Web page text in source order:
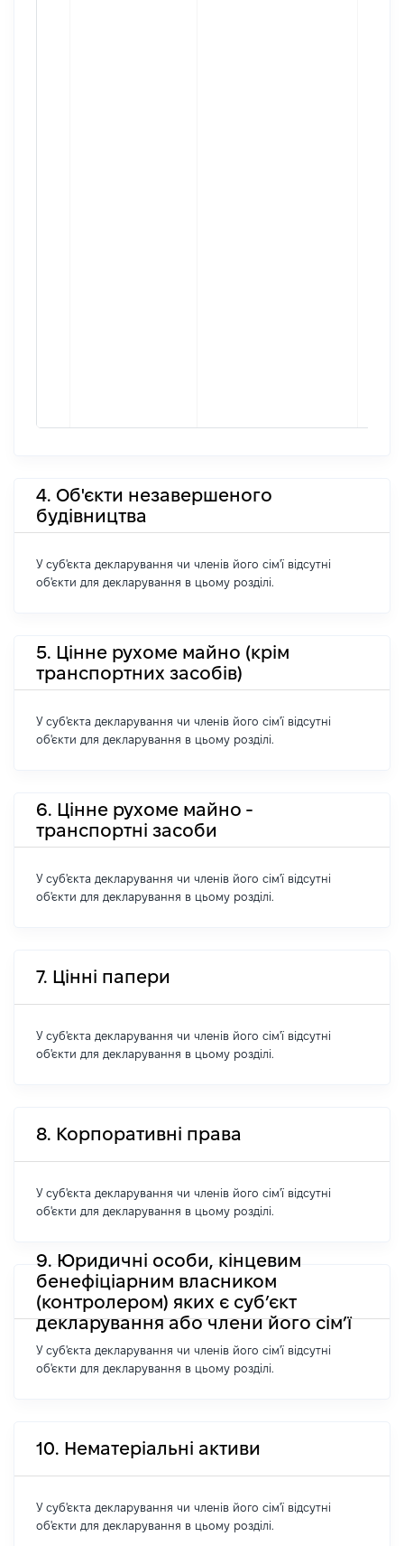
4. Об'єкти незавершеного
будівництва
У суб'єкта декларування чи членів його сім'ї відсутні
об'єкти для декларування в цьому розділі.
5. Цінне рухоме майно (крім
транспортних засобів)
У суб'єкта декларування чи членів його сім'ї відсутні
об'єкти для декларування в цьому розділі.
6. Цінне рухоме майно -
транспортні засоби
У суб'єкта декларування чи членів його сім'ї відсутні
об'єкти для декларування в цьому розділі.
7. Цінні папери
У суб'єкта декларування чи членів його сім'ї відсутні
об'єкти для декларування в цьому розділі.
8. Корпоративні права
У суб'єкта декларування чи членів його сім'ї відсутні
об'єкти для декларування в цьому розділі.
9. Юридичні особи, кінцевим
бенефіціарним власником
(контролером) яких є суб’єкт
декларування або члени його сім’ї
У суб'єкта декларування чи членів його сім'ї відсутні
об'єкти для декларування в цьому розділі.
10. Нематеріальні активи
У суб'єкта декларування чи членів його сім'ї відсутні
об'єкти для декларування в цьому розділі.